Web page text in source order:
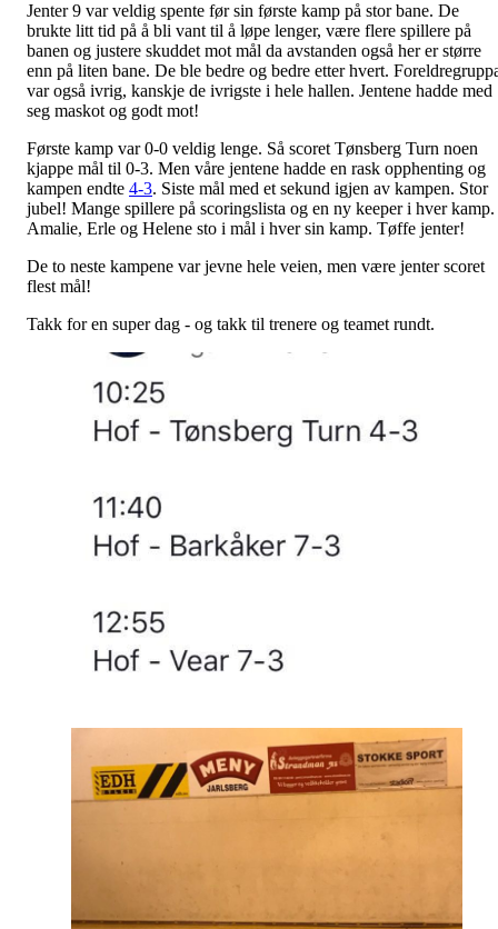
Jenter 9 var veldig spente før sin første kamp på stor bane. De
brukte litt tid på å bli vant til å løpe lenger, være flere spillere på
banen og justere skuddet mot mål da avstanden også her er større
enn på liten bane. De ble bedre og bedre etter hvert.
var også ivrig, kanskje de ivrigste i hele hallen. Jentene hadde med
seg maskot og godt mot!
Første kamp var 0-0 veldig lenge. Så scoret Tønsberg Turn noen
kjappe mål til 0-3. Men våre jentene hadde en rask opphenting og
kampen endte 4-3. Siste mål med et sekund igjen av kampen. Stor
jubel! Mange spillere på scoringslista og en ny keeper i hver kamp.
Amalie, Erle og Helene sto i mål i hver sin kamp. Tøffe jenter!
De to neste kampene var jevne hele veien, men være jenter scoret
flest mål!
Takk for en super dag - og takk til trenere og teamet rundt.